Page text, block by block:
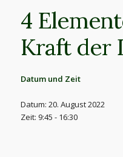
4
Kraft der
Datum und Zeit
Datum: 20. August 2022
Zeit: 9:45 - 16:30